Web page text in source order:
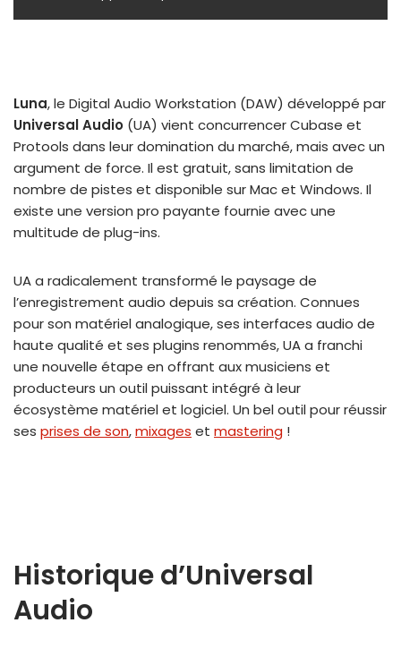
Luna, le Digital Audio Workstation (DAW) développé par
Universal Audio (UA) vient concurrencer Cubase et
Protools dans leur domination du marché, mais avec un
argument de force. Il est gratuit, sans limitation de
nombre de pistes et disponible sur Mac et Windows. Il
existe une version pro payante fournie avec une
multitude de plug-ins.
UA a radicalement transformé le paysage de
l’enregistrement audio depuis sa création. Connues
pour son matériel analogique, ses interfaces audio de
haute qualité et ses plugins renommés, UA a franchi
une nouvelle étape en offrant aux musiciens et
producteurs un outil puissant intégré à leur
écosystème matériel et logiciel. Un bel outil pour réussir
ses prises de son,mixages et mastering !
Historique d’Universal
Audio